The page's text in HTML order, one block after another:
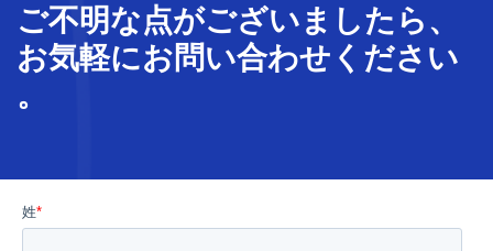
ご不明な点がございましたら、
お気軽にお問い合わせ ください
。